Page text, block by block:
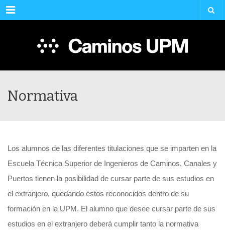
Menu
Normativa
Los alumnos de las diferentes titulaciones que se imparten en la
Escuela Técnica Superior de Ingenieros de Caminos, Canales y
Puertos tienen la posibilidad de cursar parte de sus estudios en
el extranjero, quedando éstos reconocidos dentro de su
formación en la UPM. El alumno que desee cursar parte de sus
estudios en el extranjero deberá cumplir tanto la normativa